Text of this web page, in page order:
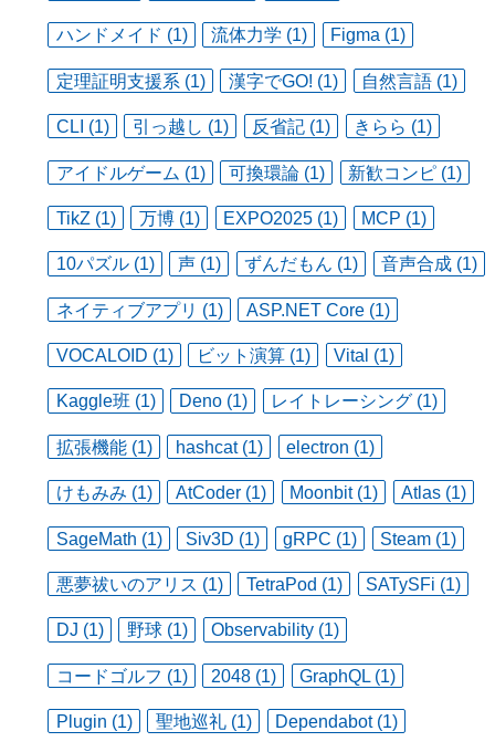
ハンドメイド (1) 流体力学 (1) Figma (1)
定理証明支援系 (1) 漢字でGO! (1) 自然言語 (1)
CLI (1) 引っ越し (1) 反省記 (1) きらら (1)
アイドルゲーム (1) 可換環論 (1) 新歓コンピ (1)
TikZ (1) 万博 (1) EXPO2025 (1) MCP (1)
10パズル (1) 声 (1) ずんだもん (1) 音声合成 (1)
ネイティブアプリ (1) ASP.NET Core (1)
VOCALOID (1) ビット演算 (1) Vital (1)
Kaggle班 (1) Deno (1) レイトレーシング (1)
拡張機能 (1) hashcat (1) electron (1)
けもみみ (1) AtCoder (1) Moonbit (1) Atlas (1)
SageMath (1) Siv3D (1) gRPC (1) Steam (1)
悪夢祓いのアリス (1) TetraPod (1) SATySFi (1)
DJ (1) 野球 (1) Observability (1)
コードゴルフ (1) 2048 (1) GraphQL (1)
Plugin (1) 聖地巡礼 (1) Dependabot (1)